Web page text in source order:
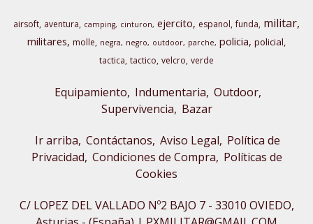
airsoft aventura camping cinturon ejercito espanol funda militar
militares molle negra negro outdoor parche policia policial
tactica tactico velcro verde
Equipamiento Indumentaria Outdoor,
Supervivencia Bazar
Ir arriba Contáctanos Aviso Legal Política de
Privacidad Condiciones de Compra Políticas de
Cookies
C/ LOPEZ DEL VALLADO Nº2 BAJO 7 - 33010 OVIEDO,